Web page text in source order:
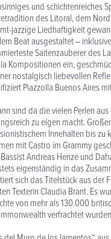
und schichtenreiches
des Litoral, dem
jazzige Liedhaftigkeit
Beat ausgestaltet –
Saitenzauberer des
Kompositionen ein,
nostalgisch liebevollen
Piazzolla Buenos Aires
sind da die vielen Perlen
zu eigen macht.
Innehalten bis zu
mit Castro im Grammy
Andreas Henze und
eigenständig in das
sich das Titelstück aus der
Texterin Claudia Brant. Es
von mehr als 130.000
verfrachtet